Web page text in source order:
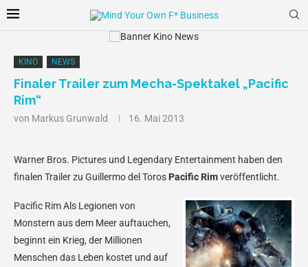
KINO NEWS
Finaler Trailer zum Mecha-Spektakel „Pacific
Rim“
von Markus Grunwald 16. Mai 2013
Warner Bros. Pictures und Legendary Entertainment haben den
finalen Trailer zu Guillermo del Toros Pacific Rimveröffentlicht.
Pacific RimAls Legionen von
Monstern aus dem Meer auftauchen,
beginnt ein Krieg, der Millionen
Menschen das Leben kostet und auf